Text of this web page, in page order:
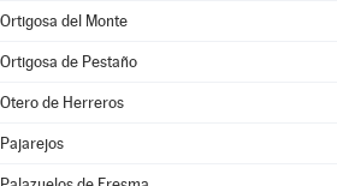
Ortigosa del Monte
Ortigosa de Pestaño
Otero de Herreros
Pajarejos